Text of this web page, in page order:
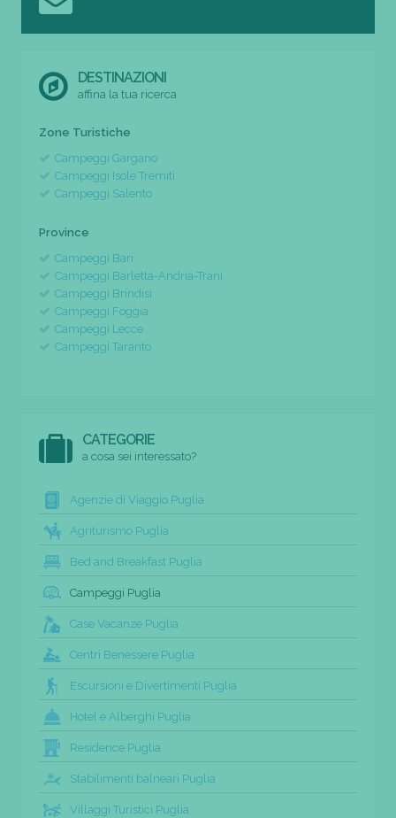
DESTINAZIONI
affina la tua ricerca
Zone Turistiche
Campeggi Gargano
Campeggi Isole Tremiti
Campeggi Salento
Province
Campeggi Bari
Campeggi Barletta-Andria-Trani
Campeggi Brindisi
Campeggi Foggia
Campeggi Lecce
Campeggi Taranto
CATEGORIE
a cosa sei interessato?
Agenzie di Viaggio Puglia
Agriturismo Puglia
Bed and Breakfast Puglia
Campeggi Puglia
Case Vacanze Puglia
Centri Benessere Puglia
Escursioni e Divertimenti Puglia
Hotel e Alberghi Puglia
Residence Puglia
Stabilimenti balneari Puglia
Villaggi Turistici Puglia